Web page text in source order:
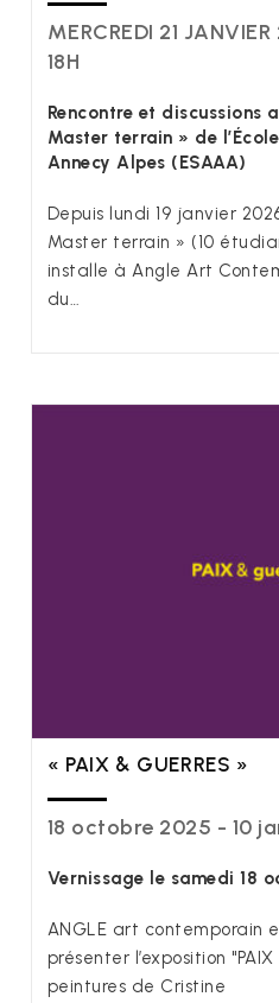
MERCREDI 21
18H
Rencontre et discussions
Master terrain » de
Annecy Alpes (ESAAA)
Depuis lundi 19 janvier
Master terrain » (10
installe à Angle Art
du…
« PAIX & GUERRES »
18 octobre 2025 - 10
Vernissage le samedi 18
ANGLE art contemporain
présenter l’exposition
peintures de Cristine